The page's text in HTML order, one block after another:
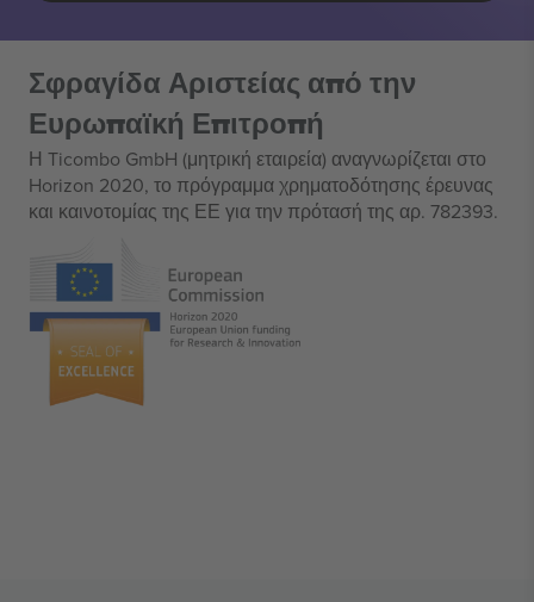
Σφραγίδα Αριστείας από την
Ευρωπαϊκή Επιτροπή
Η Ticombo GmbH (μητρική εταιρεία) αναγνωρίζεται στο
Horizon 2020, το πρόγραμμα χρηματοδότησης έρευνας
και καινοτομίας της ΕΕ για την πρότασή της αρ. 782393.